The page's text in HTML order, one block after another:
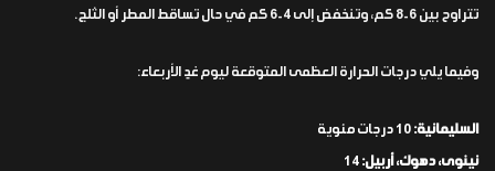
تتراوح بين 6-8 كم، وتنخفض إلى 4-6 كم في حال تساقط المطر أو الثلج.
وفيما يلي درجات الحرارة العظمى المتوقعة ليوم غدٍ الأربعاء:
السليمانية:
نينوى، دهوك، أربيل: